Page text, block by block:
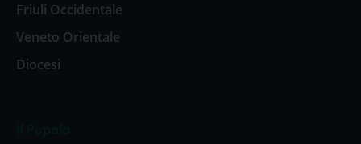
Friuli Occidentale
Veneto Orientale
Diocesi